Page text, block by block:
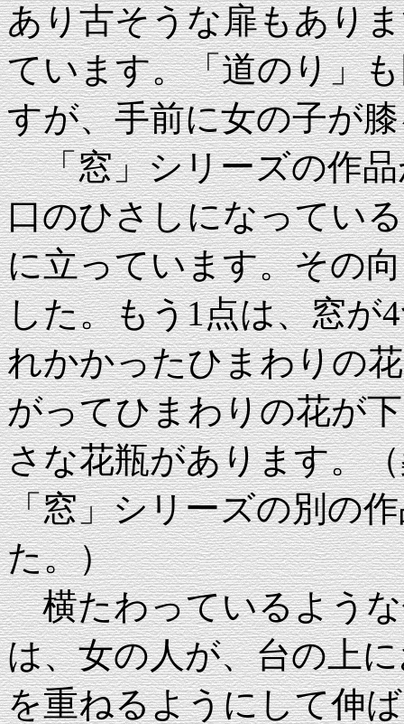
あり古そうな扉もあり
ています。「道のり」
すが、手前に女の子が
「窓」シリーズの作品
口のひさしになってい
に立っています。その
した。もう1点は、窓が
れかかったひまわりの
がってひまわりの花が
さな花瓶があります。
「窓」シリーズの別の
た。）
横たわっているような
は、女の人が、台の上
を重ねるようにして伸